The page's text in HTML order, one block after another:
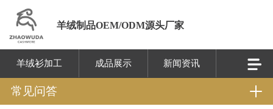
羊绒制品OEM/ODM源头厂家
羊绒衫加工 成品展示 新闻资讯
常见问答